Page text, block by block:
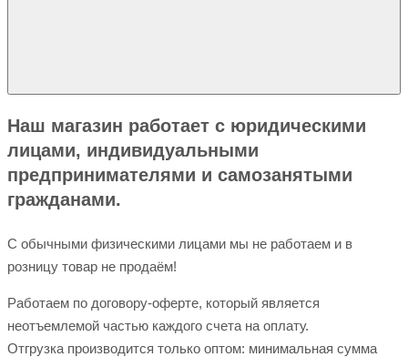
Наш магазин работает с юридическими
лицами, индивидуальными
предпринимателями и самозанятыми
гражданами.
С обычными физическими лицами мы не работаем и в
розницу товар не продаём!
Работаем по договору-оферте, который является
неотъемлемой частью каждого счета на оплату.
Отгрузка производится только оптом: минимальная сумма